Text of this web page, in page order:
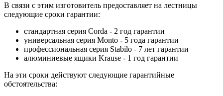
В связи с этим изготовитель предоставляет на лестницы
следующие сроки гарантии:
стандартная серия Corda - 2 год гарантии
универсальная серия Monto - 5 года гарантии
профессиональная серия Stabilo - 7 лет гарантии
алюминиевые ящики Krause - 1 год гарантии
На эти сроки действуют следующие гарантийные
обстоятельства: